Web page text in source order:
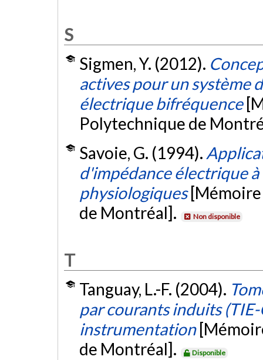
S
Sigmen, Y. (2012).
actives pour un système
électrique bifréquence
Polytechnique de
Savoie, G. (1994).
d'impédance électrique
physiologiques
de Montréal].
Non disponible
T
Tanguay, L.-F. (2004).
par courants induits
instrumentation
de Montréal].
Disponible